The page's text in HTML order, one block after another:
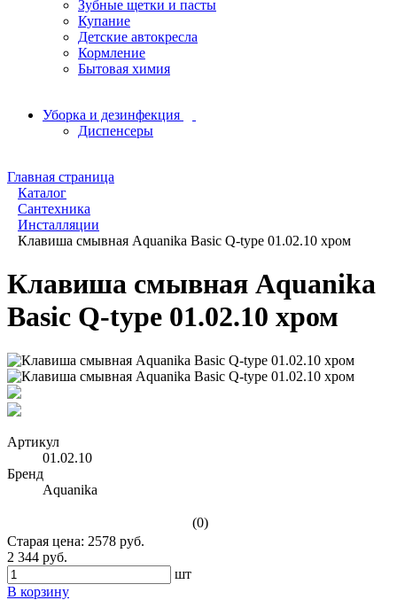
Зубные щетки и пасты
Купание
Детские автокресла
Кормление
Бытовая химия
Уборка и дезинфекция
Диспенсеры
Главная страница
Каталог
Сантехника
Инсталляции
Клавиша смывная Aquanika Basic Q-type 01.02.10 хром
Клавиша смывная Aquanika
Basic Q-type 01.02.10 хром
Артикул
01.02.10
Бренд
Aquanika
(0)
Старая цена: 2578 руб.
2 344 руб.
шт
В корзину